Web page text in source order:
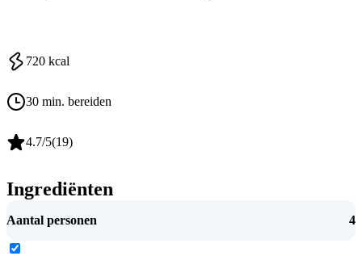
720 kcal
30 min. bereiden
4.7/5(19)
Ingrediënten
Aantal personen 4